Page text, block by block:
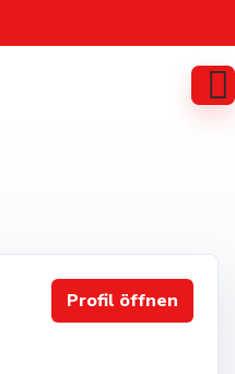
Profil öffnen